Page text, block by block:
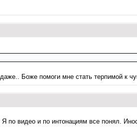
Боже помоги мне стать терпимой к
по видео и по интонациям все понял.